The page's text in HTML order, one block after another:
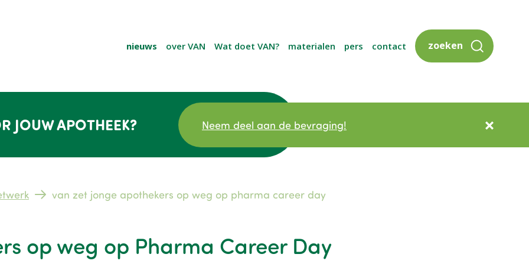
nieuws over VAN Wat doet VAN? materialen pers contact zoeken
JOUW APOTHEEK? Neem deel aan de bevraging!
van zet jonge apothekers op weg op pharma career day
op weg op Pharma Career Day